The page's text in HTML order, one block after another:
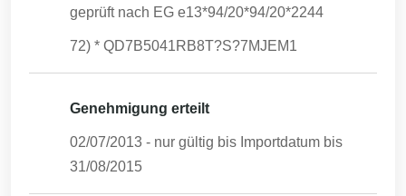
geprüft nach EG e13*94/20*94/20*2244
72) * QD7B5041RB8T?S?7MJEM1
Genehmigung erteilt
02/07/2013 - nur gültig bis Importdatum bis
31/08/2015